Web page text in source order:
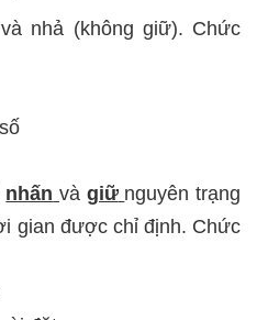
nhả (không giữ). Chức
nhấn và giữ nguyên trạng
gian được chỉ định. Chức